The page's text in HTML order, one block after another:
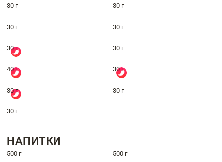
30 г 30 г
30 г 30 г
30 г 30 г
40 г 30 г
30 г 30 г
30 г
НАПИТКИ
500 г 500 г